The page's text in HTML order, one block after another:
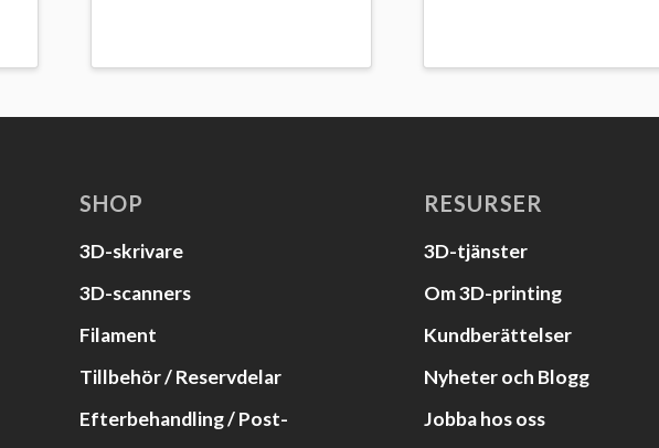
produkten
De
alternativen
kan
väljas
SHOP
3D-skrivare
3D-scanners
Filament
Tillbehör / Reservdelar
Efterbehandling / Post-
RESURSER
3D-tjänster
Om 3D-printing
Kundberättelser
Nyheter och Blogg
Jobba hos oss